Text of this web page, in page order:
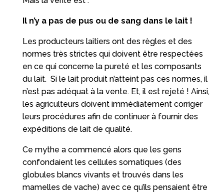
Il n’y a pas de pus ou de sang dans le lait !
Les producteurs laitiers ont des règles et des
normes très strictes qui doivent être respectées
en ce qui concerne la pureté et les composants
du lait. Si le lait produit n’atteint pas ces normes, il
n’est pas adéquat à la vente. Et, il est rejeté ! Ainsi,
les agriculteurs doivent immédiatement corriger
leurs procédures afin de continuer à fournir des
expéditions de lait de qualité.
Ce mythe a commencé alors que les gens
confondaient les cellules somatiques (des
globules blancs vivants et trouvés dans les
mamelles de vache) avec ce qu’ils pensaient être